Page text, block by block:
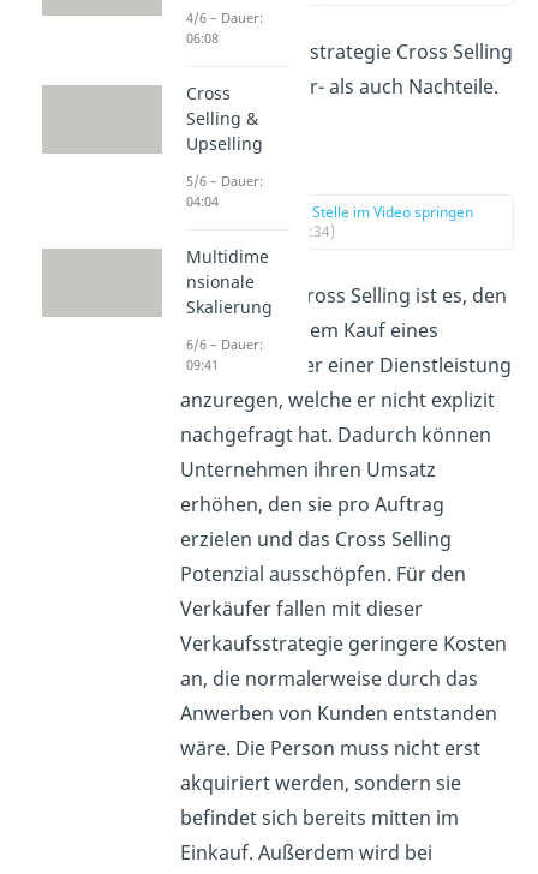
Die Marketingstrategie Cross Selling
hat sowohl Vor- als auch Nachteile.
Vorteile
zur Stelle im Video springen
(01:34)
Das Ziel von Cross Selling ist es, den
Kunden zu einem Kauf eines
Produktes oder einer Dienstleistung
anzuregen, welche er nicht explizit
nachgefragt hat. Dadurch können
Unternehmen ihren Umsatz
erhöhen, den sie pro Auftrag
erzielen und das Cross Selling
Potenzial ausschöpfen. Für den
Verkäufer fallen mit dieser
Verkaufsstrategie geringere Kosten
an, die normalerweise durch das
Anwerben von Kunden entstanden
wäre. Die Person muss nicht erst
akquiriert werden, sondern sie
befindet sich bereits mitten im
Einkauf. Außerdem wird bei
4/6 – Dauer:
06:08
Cross
Selling &
Upselling
5/6 – Dauer:
04:04
Multidime
nsionale
Skalierung
6/6 – Dauer:
09:41